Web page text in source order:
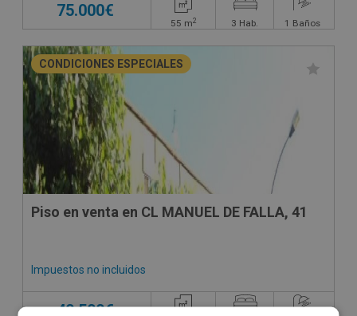
75.000€
55 m2 3 Hab. 1 Baños
CONDICIONES ESPECIALES
Piso en venta en CL MANUEL DE FALLA, 41
Impuestos no incluidos
40.500€